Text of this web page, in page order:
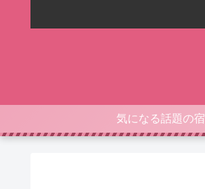
気になる話題の宿